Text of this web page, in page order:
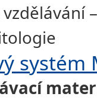
systém